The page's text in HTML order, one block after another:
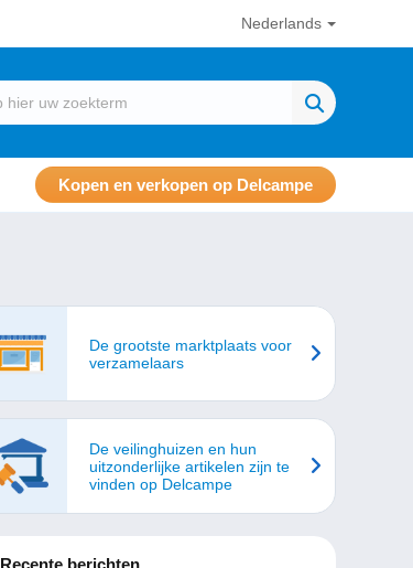
Nederlands
Kopen en verkopen op Delcampe
De grootste marktplaats voor
verzamelaars
De veilinghuizen en hun
uitzonderlijke artikelen zijn te
vinden op Delcampe
Recente berichten